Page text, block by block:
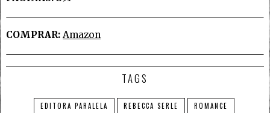
COMPRAR: Amazon
TAGS
EDITORA PARALELA REBECCA SERLE ROMANCE